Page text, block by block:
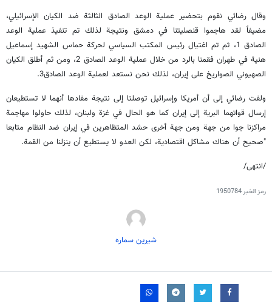
وقال رضائي نقوم بتحضير عملية الوعد الصادق الثالثة ضد الكيان الإسرائيلي،
مضيفاً لقد هاجموا قنصليتنا في دمشق ونتيجة لذلك تم تنفيذ عملية الوعد
الصادق 1، ثم تم اغتيال رئيس المكتب السياسي لحركة حماس الشهيد إسماعيل
هنية في طهران فقمنا بالرد من خلال عملية الوعد الصادق 2، ومن ثم أطلق الكيان
الصهيوني الصواريخ على إيران، لذلك نحن نستعد لعملية الوعد الصادق3.
ولفت رضائي إلى أن أمريكا وإسرائيل توصلتا إلى نتيجة مفادها أنهما لا تستطيعان
إرسال قواتهما البرية إلى إيران كما هو الحال في غزة ولبنان، لذلك حاولوا مهاجمة
مراكزنا جوا من جهة ومن جهة أخرى حشد المتظاهرين في إيران ضد النظام متابعا
"صحيح أن هناك مشاكل اقتصادية، لكن العدو لا يستطيع أن ينزلنا من القمة.
/انتهى/
رمز الخبر1950784
شیرین سماره